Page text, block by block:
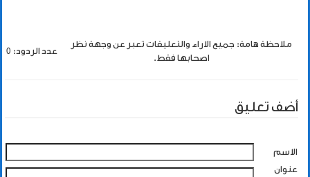
ملاحظة هامة: جميع الاراء والتعليقات تعبر عن وجهة نظر
اصحابها فقط.
عدد الردود: 0
أضف تعليق
الاسم
عنوان